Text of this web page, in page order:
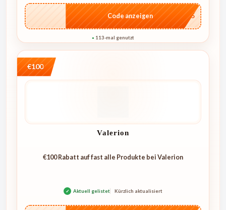
…go15
Code anzeigen
● 113-mal genutzt
€100
Valerion
€100 Rabatt auf fast alle Produkte bei Valerion
✓ Aktuell gelistet Kürzlich aktualisiert